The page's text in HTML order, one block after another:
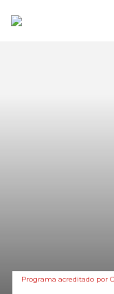
Programa acreditado por